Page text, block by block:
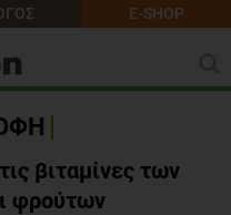
E-SHOP
βιταμίνες των
φρούτων